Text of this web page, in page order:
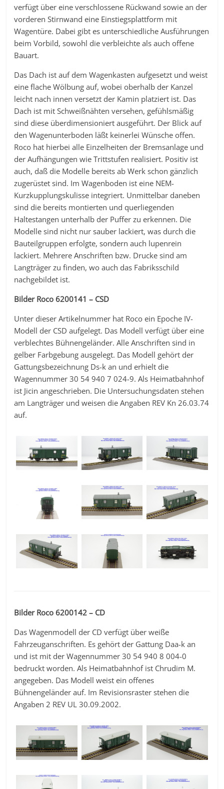
verfügt über eine verschlossene Rückwand sowie an der
vorderen Stirnwand eine Einstiegsplattform mit
Wagentüre. Dabei gibt es unterschiedliche Ausführungen
beim Vorbild, sowohl die verbleichte als auch offene
Bauart.
Das Dach ist auf dem Wagenkasten aufgesetzt und weist
eine flache Wölbung auf, wobei oberhalb der Kanzel
leicht nach innen versetzt der Kamin platziert ist. Das
Dach ist mit Schweißnähten versehen, gefühlsmäßig
sind diese überdimensioniert ausgeführt. Der Blick auf
den Wagenunterboden läßt keinerlei Wünsche offen.
Roco hat hierbei alle Einzelheiten der Bremsanlage und
der Aufhängungen wie Trittstufen realisiert. Positiv ist
auch, daß die Modelle bereits ab Werk schon gänzlich
zugerüstet sind. Im Wagenboden ist eine NEM-
Kurzkupplungskulisse integriert. Unmittelbar daneben
sind die bereits montierten und querliegenden
Haltestangen unterhalb der Puffer zu erkennen. Die
Modelle sind nicht nur sauber lackiert, was durch die
Bauteilgruppen erfolgte, sondern auch lupenrein
lackiert. Mehrere Anschriften bzw. Drucke sind am
Langträger zu finden, wo auch das Fabriksschild
nachgebildet ist.
Bilder Roco 6200141 – CSD
Unter dieser Artikelnummer hat Roco ein Epoche IV-
Modell der CSD aufgelegt. Das Modell verfügt über eine
verblechtes Bühnengeländer. Alle Anschriften sind in
gelber Farbgebung ausgelegt. Das Modell gehört der
Gattungsbezeichnung Ds-k an und erhielt die
Wagennummer 30 54 940 7 024-9. Als Heimatbahnhof
ist Jicin angeschrieben. Die Untersuchungsdaten stehen
am Langträger und weisen die Angaben REV Kn 26.03.74
auf.
Bilder Roco 6200142 – CD
Das Wagenmodell der CD verfügt über weiße
Fahrzeuganschriften. Es gehört der Gattung Daa-k an
und ist mit der Wagennummer 30 54 940 8 004-0
bedruckt worden. Als Heimatbahnhof ist Chrudim M.
angegeben. Das Modell weist ein offenes
Bühnengeländer auf. Im Revisionsraster stehen die
Angaben 2 REV UL 30.09.2002.